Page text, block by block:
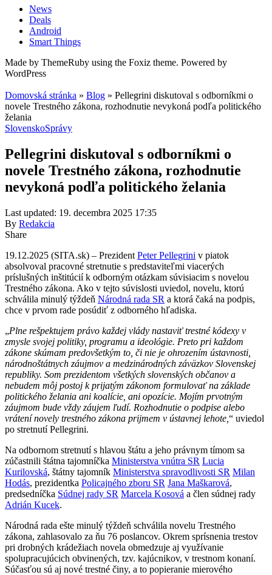
News
Deals
Android
Smart Things
Made by ThemeRuby using the Foxiz theme. Powered by
WordPress
Domovská stránka » Blog » Pellegrini diskutoval s odborníkmi o
novele Trestného zákona, rozhodnutie nevykoná podľa politického
želania
SlovenskoSprávy
Pellegrini diskutoval s odborníkmi o
novele Trestného zákona, rozhodnutie
nevykoná podľa politického želania
Last updated: 19. decembra 2025 17:35
By Redakcia
Share
19.12.2025 (SITA.sk) – Prezident Peter Pellegrini v piatok
absolvoval pracovné stretnutie s predstaviteľmi viacerých
príslušných inštitúcií k odborným otázkam súvisiacim s novelou
Trestného zákona. Ako v tejto súvislosti uviedol, novelu, ktorú
schválila minulý týždeň Národná rada SR a ktorá čaká na podpis,
chce v prvom rade posúdiť z odborného hľadiska.
„Plne rešpektujem právo každej vlády nastaviť trestné kódexy v
zmysle svojej politiky, programu a ideológie. Preto pri každom
zákone skúmam predovšetkým to, či nie je ohrozením ústavnosti,
národnoštátnych záujmov a medzinárodných záväzkov Slovenskej
republiky. Som prezidentom všetkých slovenských občanov a
nebudem môj postoj k prijatým zákonom formulovať na základe
politického želania ani koalície, ani opozície. Mojím prvotným
záujmom bude vždy záujem ľudí. Rozhodnutie o podpise alebo
vrátení novely trestného zákona prijmem v ústavnej lehote, “ uviedol
po stretnutí Pellegrini.
Na odbornom stretnutí s hlavou štátu a jeho právnym tímom sa
zúčastnili štátna tajomníčka Ministerstva vnútra SR Lucia
Kurilovská, štátny tajomník Ministerstva spravodlivosti SR Milan
Hodás, prezidentka Policajného zboru SR Jana Maškarová,
predsedníčka Súdnej rady SR Marcela Kosová a člen súdnej rady
Adrián Kucek.
Národná rada ešte minulý týždeň schválila novelu Trestného
zákona, zahlasovalo za ňu 76 poslancov. Okrem sprísnenia trestov
pri drobných krádežiach novela obmedzuje aj využívanie
spolupracujúcich obvinených, tzv. kajúcnikov, v trestnom konaní.
Súčasťou sú aj nové trestné činy, a to popieranie mierového